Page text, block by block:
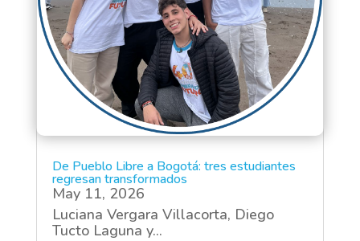
De Pueblo Libre a Bogotá: tres estudiantes
regresan transformados
May 11, 2026
Luciana Vergara Villacorta, Diego
Tucto Laguna y...